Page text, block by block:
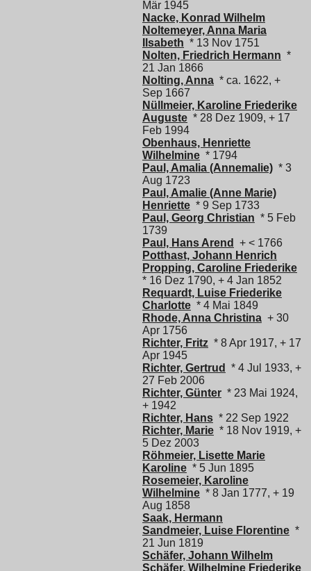
Mär 1945
Nacke, Konrad Wilhelm
Noltemeyer, Anna Maria
Ilsabeth * 13 Nov 1751
Nolten, Friedrich Hermann *
21 Jan 1866
Nolting, Anna * ca. 1622, +
Sep 1667
Nüllmeier, Karoline Friederike
Auguste * 28 Dez 1909, + 17
Feb 1994
Obenhaus, Henriette
Wilhelmine * 1794
Paul, Amalia (Annemalie) * 3
Aug 1723
Paul, Amalie (Anne Marie)
Henriette * 9 Sep 1733
Paul, Georg Christian * 5 Feb
1739
Paul, Hans Arend
+ < 1766
Potthast, Johann Henrich
Propping, Caroline Friederike
* 16 Dez 1790, + 4 Jan 1852
Requardt, Luise Friederike
Charlotte * 4 Mai 1849
Rhode, Anna Christina + 30
Apr 1756
Richter, Fritz * 8 Apr 1917, + 17
Apr 1945
Richter, Gertrud
* 4 Jul 1933, +
27 Feb 2006
Richter, Günter * 23 Mai 1924,
+ 1942
Richter, Hans * 22 Sep 1922
Richter, Marie * 18 Nov 1919, +
5 Dez 2003
Röhmeier, Lisette Marie
Karoline * 5 Jun 1895
Rosemeier, Karoline
Wilhelmine * 8 Jan 1777, + 19
Aug 1858
Saak, Hermann
Sandmeier, Luise Florentine *
21 Jun 1819
Schäfer, Johann Wilhelm
Schäfer, Wilhelmine Friederike